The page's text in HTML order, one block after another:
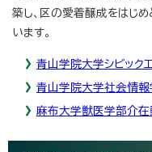
築し、区の愛着醸成をはじ
います。
青山学院大学シビック
青山学院大学社会情報
麻布大学獣医学部介